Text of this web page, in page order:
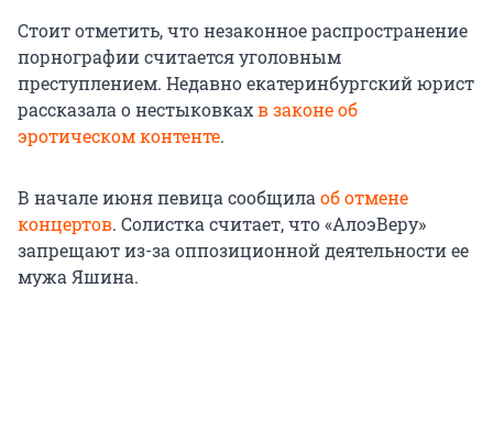
Стоит отметить, что незаконное распространение
порнографии считается уголовным
преступлением. Недавно екатеринбургский юрист
рассказала о нестыковкахв законе об
эротическом контенте.
В начале июня певица сообщилаоб отмене
концертов. Солистка считает, что «АлоэВеру»
запрещают из-за оппозиционной деятельности ее
мужа Яшина.